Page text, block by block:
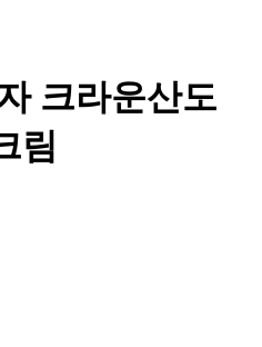
크라운산도
림